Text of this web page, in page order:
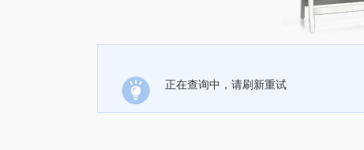
正在查询中，请刷新重试